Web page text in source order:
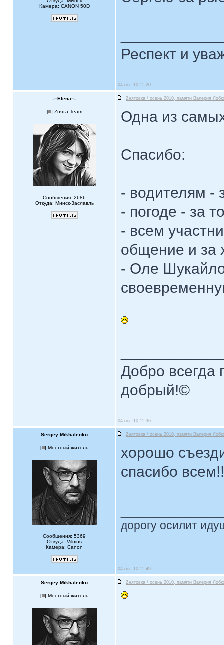
Камера: CANON 50D
Респект и
04 окт, 10 11:20
-=Elena=- Zнятовка / осень 2010, памяти Валерия
[ ] Zнята Team
Сообщения: 2686
Откуда: Минск-Заславль
Одна из
Спасибо:
- водителям -
- погоде - за
- всем
общение и за
- Оле
Добро всегда
добрый!©
04 окт, 10 11:36
Sergey Mikhalenko Zнятовка / осень 2010, памяти Валерия
[ ] Местный житель
Сообщения: 5369
Откуда: Vilnius
Камера: Canon
хорошо
спасибо
дорогу осилит
04 окт, 10 11:49
Sergey Mikhalenko Zнятовка / осень 2010, памяти Валерия
[ ] Местный житель